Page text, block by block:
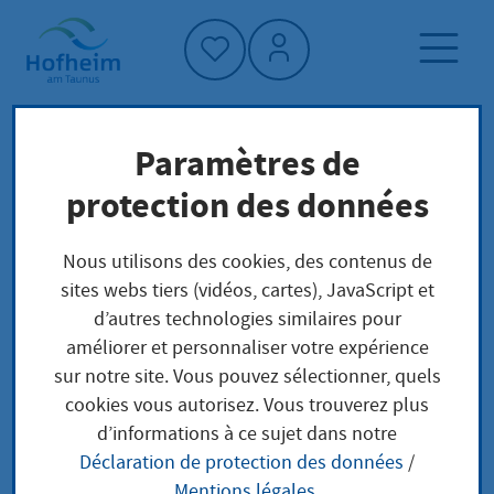
Accueil"
Page d'accueil
Trouver un service
Préoccupations locales
Kommunale Sporthallen und Sportplätzen
kostenfreie Nutzung erlauben für
gemeinnützige Sportvereine und –verbände
Kommunale
Sporthallen und
Paramètres de
protection des données
Nous utilisons des cookies, des contenus de
sites webs tiers (vidéos, cartes), JavaScript et
d’autres technologies similaires pour
améliorer et personnaliser votre expérience
sur notre site. Vous pouvez sélectionner, quels
cookies vous autorisez. Vous trouverez plus
d’informations à ce sujet dans notre
Déclaration de protection des données /